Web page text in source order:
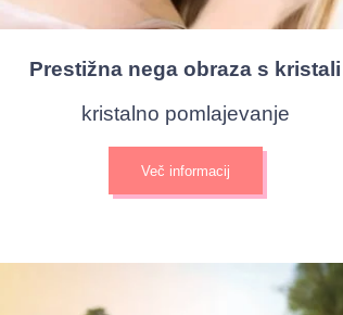
Prestižna nega obraza s kristali
kristalno pomlajevanje
Več informacij